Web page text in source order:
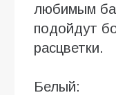
любимым
подойдут
расцветки.
Белый: